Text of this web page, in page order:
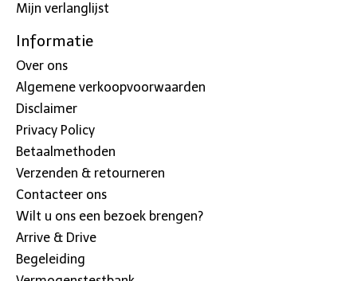
Mijn verlanglijst
Informatie
Over ons
Algemene verkoopvoorwaarden
Disclaimer
Privacy Policy
Betaalmethoden
Verzenden & retourneren
Contacteer ons
Wilt u ons een bezoek brengen?
Arrive & Drive
Begeleiding